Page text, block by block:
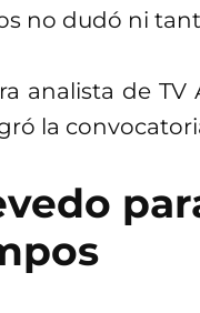
no dudó ni
analista de
la